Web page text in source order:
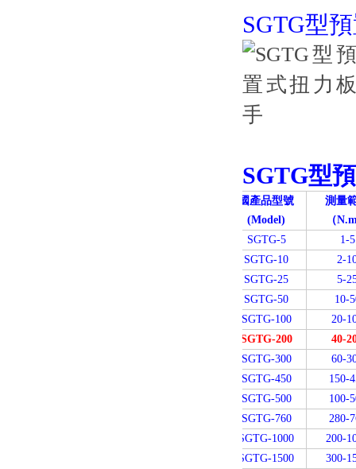
SGTG型
SGTG型
國產品型號
(Model)
測量
（
SGTG-5
1-5
SGTG-10
2-
SGTG-25
5-
SGTG-50
10-
SGTG-100
20-
SGTG-200
40-
SGTG-300
60-
SGTG-450
150-
SGTG-500
100-
SGTG-760
280-
SGTG-1000
200-
SGTG-1500
300-